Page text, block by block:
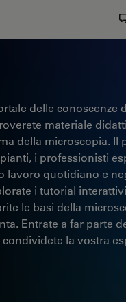
Logo
delle conoscenze
materiale
della microscopia. Il
i professionisti
lavoro quotidiano e
i tutorial
le basi della
Entrate a far parte
la vostra